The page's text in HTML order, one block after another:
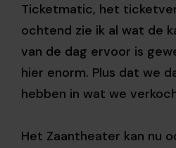
Ticketmatic, het
ochtend zie ik al wat de
van de dag ervoor is
hier enorm. Plus dat we
hebben in wat we
Het Zaantheater kan nu